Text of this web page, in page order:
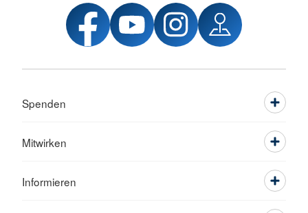
Spenden
Mitwirken
Informieren